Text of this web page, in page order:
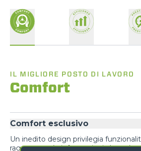
IL MIGLIORE POSTO DI LAVORO
Comfort
Comfort esclusivo
Un inedito design privilegia
raggruppando informazioni al